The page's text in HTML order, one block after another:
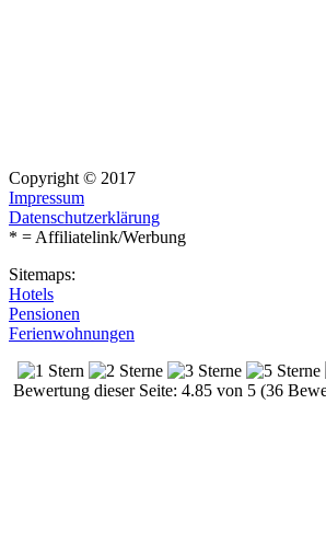
Copyright © 2017
Impressum
Datenschutzerklärung
* = Affiliatelink/Werbung
Sitemaps:
Hotels
Pensionen
Ferienwohnungen
Bewertung dieser Seite: 4.85 von 5 (36